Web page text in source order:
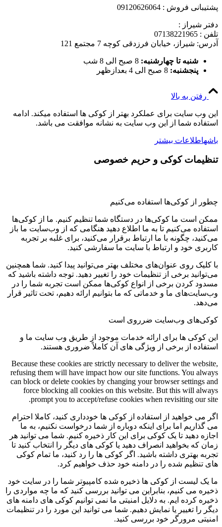
پشتیبانی فروش : 09120626064
دفتر شیراز :
تلفن : 07138221965
آدرس: شیراز، خیابان فرزدقی کوچه 7 مجتمع 121
شنبه تا چهارشنبه: 8 صبح الی 8 شب
پنجشنبه: 8 صبح الی 4 بعدازظهر
رفتن به بالا
این وب سایت برای عملکرد بهتر از کوکی ها استفاده میکند. ادامه
استفاده شما از این وب سایت به نشانه موافقت می باشد.
باشهاطلاعات بیشتر
تنظیمات کوکی و حریم خصوصی
چطور از کوکی‌ها استفاده می‌کنیم
ممکن است ما کوکی‌ها در دستگاه شما تنظیم کنیم. ما از کوکی‌ها
استفاده می‌کنیم تا به ما اطلاع دهید هنگامی که از وب‌سایت ما باز
می‌کنید، چگونه با ما ارتباط برقرار می‌کنید، برای غلبه بر تجربه
کاربری خود و ارتباط با سایت ما سفارشی کنید.
با کلیک روی عنوان‌های مختلف بهتر می‌توانید پیدا کنید. شما همچنین
می‌توانید برخی از تنظیمات خود را تغییر دهید. توجه داشته باشید که
مسدود کردن برخی از انواع کوکی‌ها ممکن است تجربه شما را در
وب‌سایت‌های ما و خدماتی که ما بتوانیم ارائه دهیم، تحت تاثیر قرار
می‌دهد.
کوکی‌های وب‌سایت ضرروی است
این کوکی ها برای ارائه خدمات موجود از طریق وب سایت ما و
استفاده از برخی از ویژگی های آن کاملاً ضروری هستند.
Because these cookies are strictly necessary to deliver the website,
refusing them will have impact how our site functions. You always
can block or delete cookies by changing your browser settings and
force blocking all cookies on this website. But this will always
prompt you to accept/refuse cookies when revisiting our site.
اگر می خواهید از استفاده از کوکی ها خودداری کنید، کاملا احترام
می گذاریم اما برای اینکه دوباره از شما درخواست نکنیم، به ما
اجازه دهید تا یک کوکی برای این کار ذخیره کنیم. شما می توانید هر
زمان که بخواهید انصراف دهید یا کوکی های دیگر را انتخاب کنید تا
تجربه بهتری داشته باشید. اگر کوکی ها را رد کنید، ما تمام کوکی
های تنظیم شده را در دامنه خود حذف خواهیم کرد.
ما یک لیست از کوکی ها ذخیره شده کامپیوتر شما را در سایت خود
ذخیره می کنیم، بنابراین می توانید بررسی کنید که ما چه مواردی را
ذخیره کرده ایم. به دلایل امنیتی ما نمی توانیم کوکی های دامنه های
دیگر را تغییر یا نمایش دهیم. شما می توانید این مورد را در تنظیمات
امنیتی مرورگر خود بررسی کنید.